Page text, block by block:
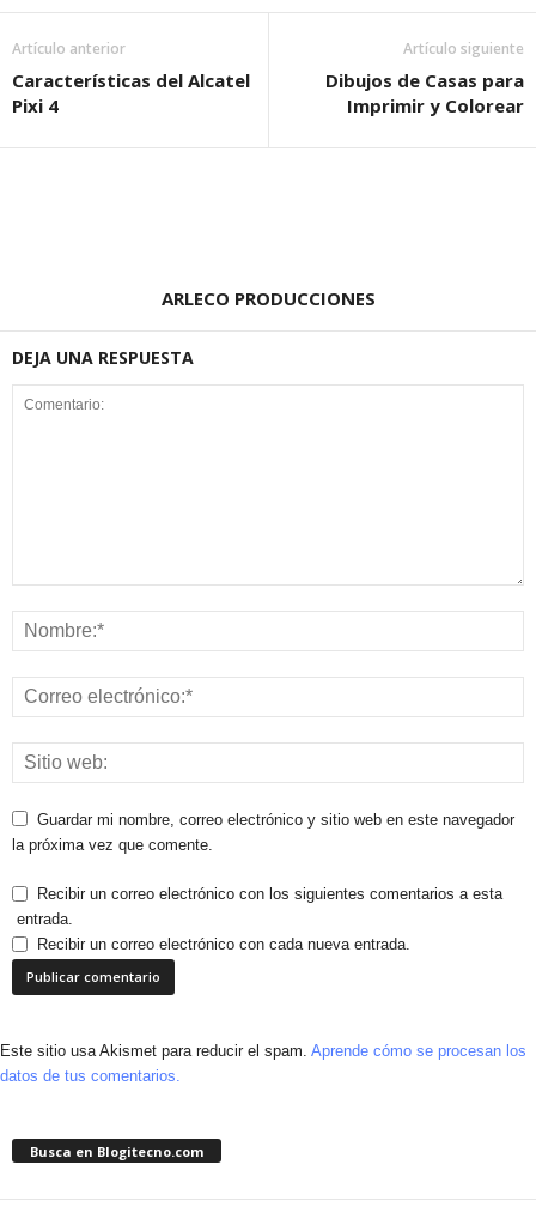
Artículo anterior
Características del Alcatel
Pixi 4
Artículo siguiente
Dibujos de Casas para
Imprimir y Colorear
ARLECO PRODUCCIONES
DEJA UNA RESPUESTA
Guardar mi nombre, correo electrónico y sitio web en este navegador
la próxima vez que comente.
Recibir un correo electrónico con los siguientes comentarios a esta
entrada.
Recibir un correo electrónico con cada nueva entrada.
Este sitio usa Akismet para reducir el spam. Aprende cómo se procesan los
datos de tus comentarios.
Busca en Blogitecno.com